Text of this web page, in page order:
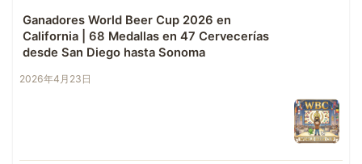
Ganadores World Beer Cup 2026 en
California | 68 Medallas en 47 Cervecerías
desde San Diego hasta Sonoma
2026年4月23日